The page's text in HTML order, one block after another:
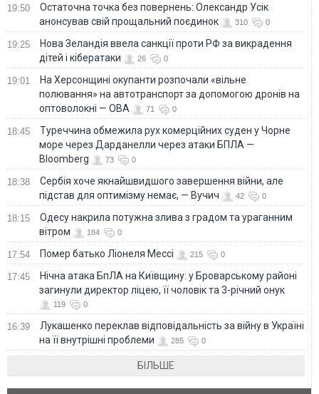
19:50
Остаточна точка без повернень: Олександр Усік
анонсував свій прощальний поєдинок
310 0
19:25
Нова Зеландія ввела санкції проти РФ за викрадення
дітей і кібератаки
26 0
19:01
На Херсонщині окупанти розпочали «вільне
полювання» на автотранспорт за допомогою дронів на
оптоволокні — ОВА
71 0
18:45
Туреччина обмежила рух комерційних суден у Чорне
море через Дарданелли через атаки БПЛА —
Bloomberg
73 0
18:38
Сербія хоче якнайшвидшого завершення війни, але
підстав для оптимізму немає, — Вучич
42 0
18:15
Одесу накрила потужна злива з градом та ураганним
вітром
184 0
17:54 Помер батько Ліонеля Мессі 215 0
17:45
Нічна атака БпЛА на Київщину: у Броварському районі
загинули директор ліцею, її чоловік та 3-річний онук
119 0
16:39
Лукашенко переклав відповідальність за війну в Україні
на її внутрішні проблеми
285 0
БІЛЬШЕ